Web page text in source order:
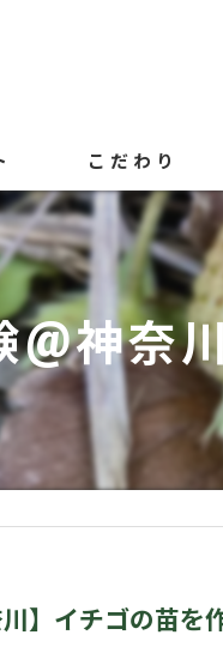
こだわり
@神奈
川】イチゴの苗